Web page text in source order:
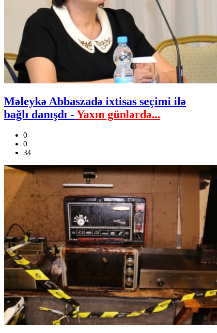
Məleykə Abbaszadə ixtisas seçimi ilə
bağlı danışdı -Yaxın günlərdə...
0
0
34